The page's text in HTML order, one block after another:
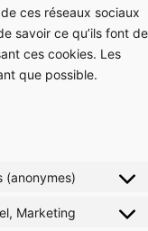
ces réseaux sociaux
savoir ce qu’ils font de
ces cookies. Les
que possible.
(anonymes)
Marketing